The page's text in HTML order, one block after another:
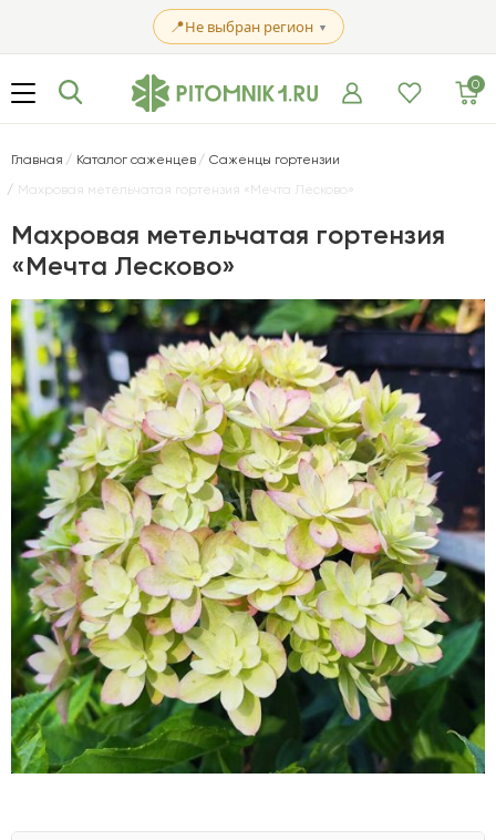
📍Не выбран регион ▼
0
Главная Каталог саженцев
Саженцы гортензии
Махровая метельчатая гортензия «Мечта Лесково»
Махровая метельчатая гортензия
«Мечта Лесково»